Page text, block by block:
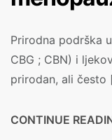
Prirodna podrška
CBG ; CBN) i
prirodan, ali često
CONTINUE